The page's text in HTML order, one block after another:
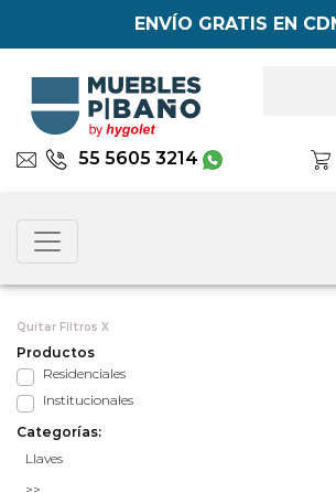
ENVÍO GRATIS EN
55 5605 3214
Quitar Filtros X
Productos
Residenciales
Institucionales
Categorías: